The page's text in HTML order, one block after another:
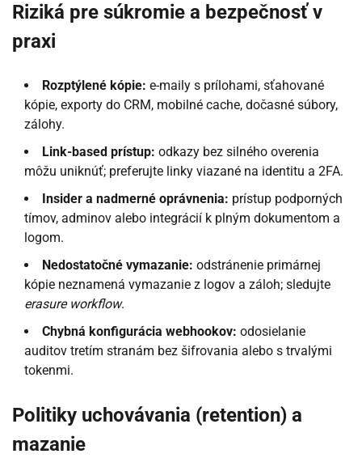
Riziká pre súkromie a bezpečnosť v
praxi
Rozptýlené kópie: e-maily s prílohami, sťahované
kópie, exporty do CRM, mobilné cache, dočasné súbory,
zálohy.
Link-based prístup: odkazy bez silného overenia
môžu uniknúť; preferujte linky viazané na identitu a 2FA.
Insider a nadmerné oprávnenia: prístup podporných
tímov, adminov alebo integrácií k plným dokumentom a
logom.
Nedostatočné vymazanie: odstránenie primárnej
kópie neznamená vymazanie z logov a záloh; sledujte
erasure workflow.
Chybná konfigurácia webhookov: odosielanie
auditov tretím stranám bez šifrovania alebo s trvalými
tokenmi.
Politiky uchovávania (retention) a
mazanie